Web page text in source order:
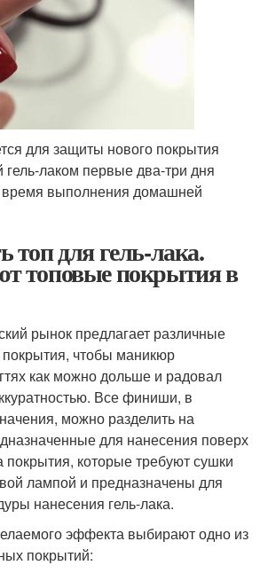
для защиты нового покрытия
лаком первые два-три дня
время выполнения домашней
топ для гель-лака.
топовые покрытия в
рынок предлагает различные
чтобы маникюр
как можно дольше и радовал
Все финиши, в
можно разделить на
для нанесения поверх
покрытия, которые требуют сушки
лампой и предназначены для
нанесения гель-лака.
эффекта выбирают одно из
покрытий: